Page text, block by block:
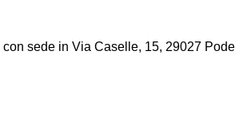
sede in Via Caselle, 15, 29027